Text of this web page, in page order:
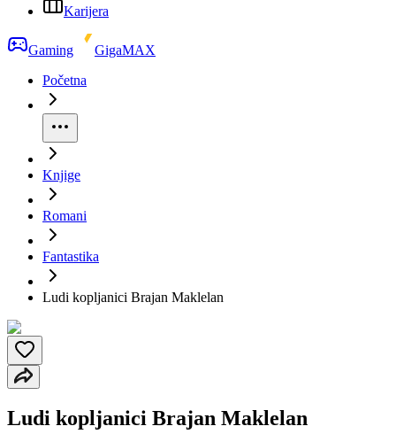
Karijera
Gaming
GigaMAX
Početna
Knjige
Romani
Fantastika
Ludi kopljanici Brajan Maklelan
Ludi kopljanici Brajan Maklelan